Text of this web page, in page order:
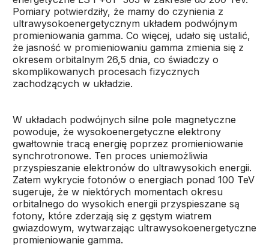
Pomiary potwierdziły, że mamy do czynienia z
ultrawysokoenergetycznym układem podwójnym
promieniowania gamma. Co więcej, udało się ustalić,
że jasność w promieniowaniu gamma zmienia się z
okresem orbitalnym 26,5 dnia, co świadczy o
skomplikowanych procesach fizycznych
zachodzących w układzie.
W układach podwójnych silne pole magnetyczne
powoduje, że wysokoenergetyczne elektrony
gwałtownie tracą energię poprzez promieniowanie
synchrotronowe. Ten proces uniemożliwia
przyspieszanie elektronów do ultrawysokich energii.
Zatem wykrycie fotonów o energiach ponad 100 TeV
sugeruje, że w niektórych momentach okresu
orbitalnego do wysokich energii przyspieszane są
fotony, które zderzają się z gęstym wiatrem
gwiazdowym, wytwarzając ultrawysokoenergetyczne
promieniowanie gamma.